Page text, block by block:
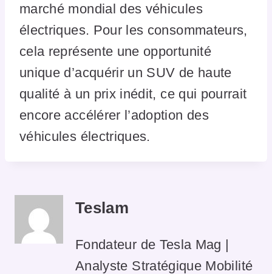
marché mondial des véhicules
électriques. Pour les consommateurs,
cela représente une opportunité
unique d’acquérir un SUV de haute
qualité à un prix inédit, ce qui pourrait
encore accélérer l’adoption des
véhicules électriques.
Teslam
Fondateur de Tesla Mag |
Analyste Stratégique Mobilité